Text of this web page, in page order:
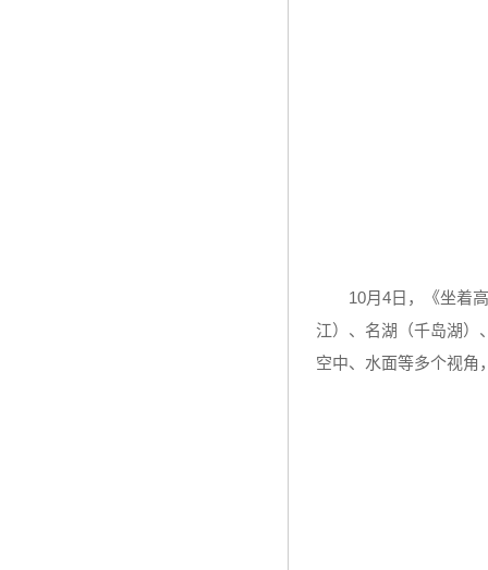
10月4日，《坐着
江）、名湖（千岛湖）
空中、水面等多个视角